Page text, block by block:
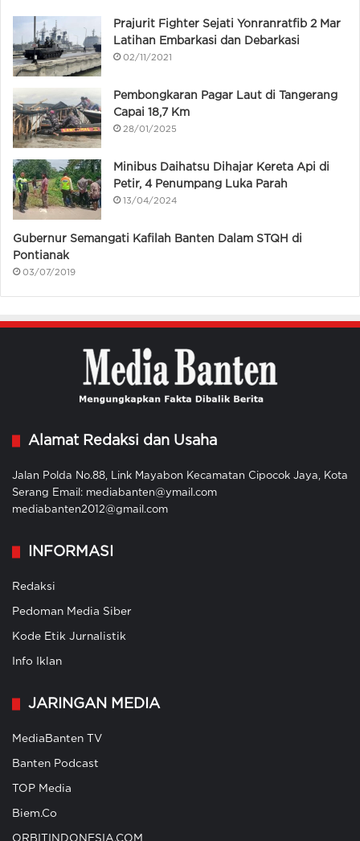
Prajurit Fighter Sejati Yonranratfib 2 Mar
Latihan Embarkasi dan Debarkasi
02/11/2021
Pembongkaran Pagar Laut di Tangerang
Capai 18,7 Km
28/01/2025
Minibus Daihatsu Dihajar Kereta Api di
Petir, 4 Penumpang Luka Parah
13/04/2024
Gubernur Semangati Kafilah Banten Dalam STQH di
Pontianak
03/07/2019
Alamat Redaksi dan Usaha
Jalan Polda No.88, Link Mayabon Kecamatan Cipocok Jaya, Kota
Serang Email: mediabanten@ymail.com
mediabanten2012@gmail.com
INFORMASI
Redaksi
Pedoman Media Siber
Kode Etik Jurnalistik
Info Iklan
JARINGAN MEDIA
MediaBanten TV
Banten Podcast
TOP Media
Biem.Co
ORBITINDONESIA.COM